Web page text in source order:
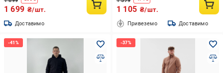
1 699 ₴/шт.
Доставимо
1 105 ₴/шт.
Привеземо Доставимо